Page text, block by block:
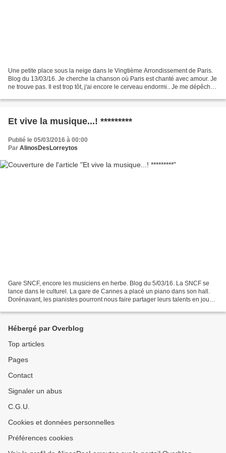
Une petite place sous la neige dans le Vingtième Arrondissement de Paris.
Blog du 13/03/16. Je cherche la chanson où Paris est chanté avec amour. Je
ne trouve pas. Il est trop tôt, j'ai encore le cerveau endormi.. Je me dépêche
Et vive la musique...! *********
Publié le 05/03/2016 à 00:00
Par AlinosDesLorreytos
Gare SNCF, encore les musiciens en herbe. Blog du 5/03/16. La SNCF se
lance dans le culturel. La gare de Cannes a placé un piano dans son hall.
Dorénavant, les pianistes pourront nous faire partager leurs talents en jouant
Hébergé par Overblog
Top articles
Pages
Contact
Signaler un abus
C.G.U.
Cookies et données personnelles
Préférences cookies